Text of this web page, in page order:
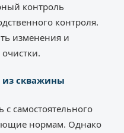
контроль
контроля.
изменения и
из скважины
самостоятельного
нормам. Однако